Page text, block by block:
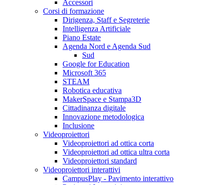
Accessori
Corsi di formazione
Dirigenza, Staff e Segreterie
Intelligenza Artificiale
Piano Estate
Agenda Nord e Agenda Sud
Sud
Google for Education
Microsoft 365
STEAM
Robotica educativa
MakerSpace e Stampa3D
Cittadinanza digitale
Innovazione metodologica
Inclusione
Videoproiettori
Videoproiettori ad ottica corta
Videoproiettori ad ottica ultra corta
Videoproiettori standard
Videoproiettori interattivi
CampusPlay - Pavimento interattivo